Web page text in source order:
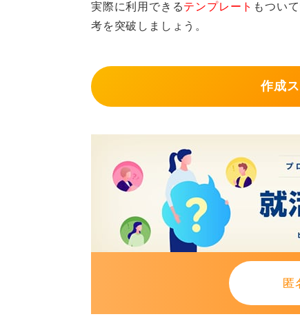
と良いですが、IT業界などでは手
れる傾向にあります。
0
実際に利用できるテンプレート もつい
考を突破しましょう。
作成
匿